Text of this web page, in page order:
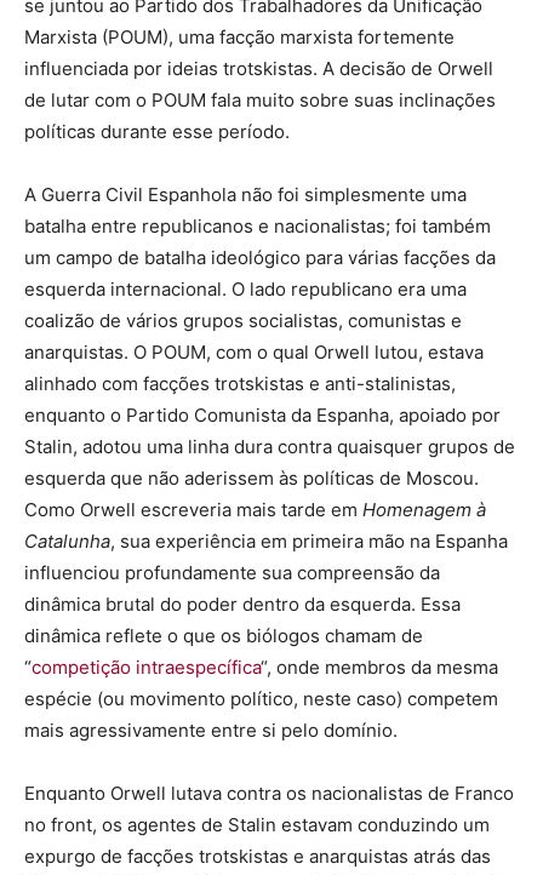
se juntou ao Partido dos Trabalhadores da Unificação
Marxista (POUM), uma facção marxista fortemente
influenciada por ideias trotskistas. A decisão de Orwell
de lutar com o POUM fala muito sobre suas inclinações
políticas durante esse período.
A Guerra Civil Espanhola não foi simplesmente uma
batalha entre republicanos e nacionalistas; foi também
um campo de batalha ideológico para várias facções da
esquerda internacional. O lado republicano era uma
coalizão de vários grupos socialistas, comunistas e
anarquistas. O POUM, com o qual Orwell lutou, estava
alinhado com facções trotskistas e anti-stalinistas,
enquanto o Partido Comunista da Espanha, apoiado por
Stalin, adotou uma linha dura contra quaisquer grupos de
esquerda que não aderissem às políticas de Moscou.
Como Orwell escreveria mais tarde em Homenagem à
Catalunha, sua experiência em primeira mão na Espanha
influenciou profundamente sua compreensão da
dinâmica brutal do poder dentro da esquerda. Essa
dinâmica reflete o que os biólogos chamam de
“competição intraespecífica“, onde membros da mesma
espécie (ou movimento político, neste caso) competem
mais agressivamente entre si pelo domínio.
Enquanto Orwell lutava contra os nacionalistas de Franco
no front, os agentes de Stalin estavam conduzindo um
expurgo de facções trotskistas e anarquistas atrás das